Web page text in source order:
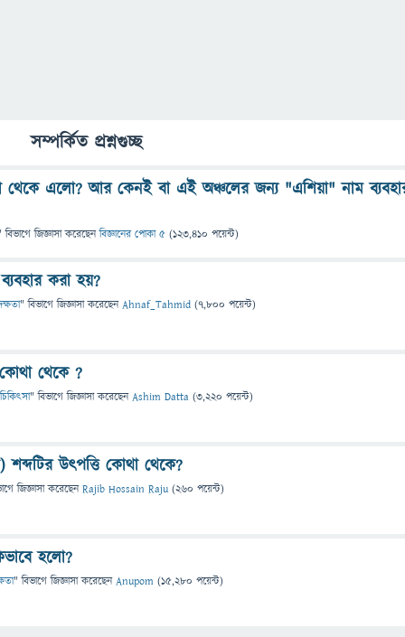
সম্পর্কিত প্রশ্নগুচ্ছ
থেকে এলো? আর কেনই বা এই অঞ্চলের জন্য "এশিয়া" নাম
বিভাগে জিজ্ঞাসাকরেছেনবিজ্ঞানের পোকা ৫ (123,410 পয়েন্ট)
করা হয়?
" বিভাগে জিজ্ঞাসাকরেছেনAhnaf_Tahmid (7,800 পয়েন্ট)
থেকে ?
" বিভাগে জিজ্ঞাসাকরেছেনAshim Datta (3,220 পয়েন্ট)
শব্দটির উৎপত্তি কোথা থেকে?
জিজ্ঞাসাকরেছেনRajib Hossain Raju (260 পয়েন্ট)
হলো?
" বিভাগে জিজ্ঞাসাকরেছেনAnupom (15,280 পয়েন্ট)